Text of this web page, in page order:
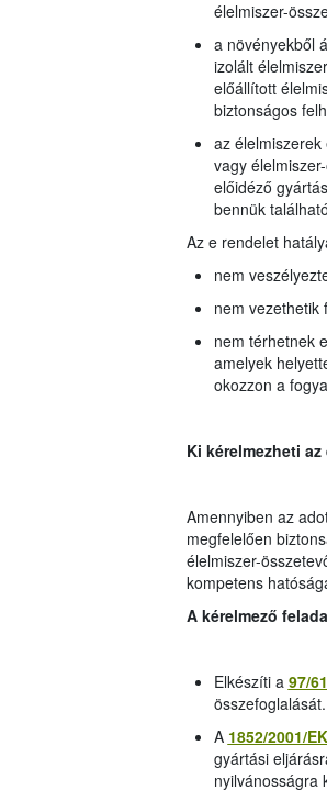
élelmiszer-
a növényekből
izolált
előállított
biztonságos
az
vagy
előidéző
bennük
Az e rendelet
nem
nem vezethetik
nem térhetnek
amelyek
okozzon a
Ki kérelmezheti
Amennyiben az
megfelelően
élelmiszer-
kompetens
A kérelmező
Elkészíti a 97/
összefoglalását.
A 1852/2001/EK
gyártási
nyilvánosságra